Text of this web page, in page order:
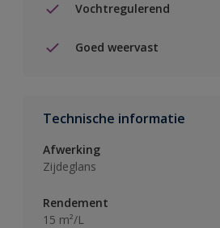
Vochtregulerend
Goed weervast
Technische informatie
Afwerking
Zijdeglans
Rendement
15 m²/L